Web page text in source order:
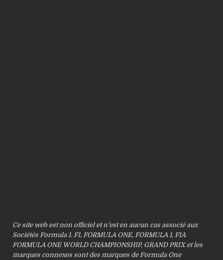
Ce site web est non officiel et n’est en aucun cas associé aux
Sociétés Formula 1. F1, FORMULA ONE, FORMULA 1, FIA
FORMULA ONE WORLD CHAMPIONSHIP, GRAND PRIX et les
marques connexes sont des marques de Formula One